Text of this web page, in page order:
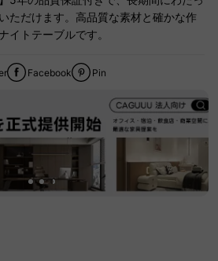
ただけます。高品質な素材と確かな作
イトテーブルです。
Facebook Pin